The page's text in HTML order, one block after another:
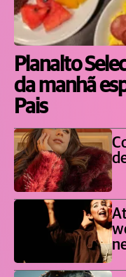
Planalto
da manhã
Pais